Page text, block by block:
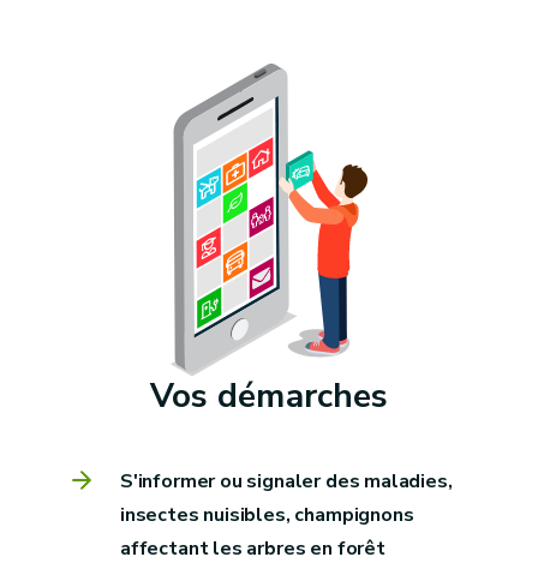
Vos démarches
S'informer ou signaler des maladies,
insectes nuisibles, champignons
affectant les arbres en forêt